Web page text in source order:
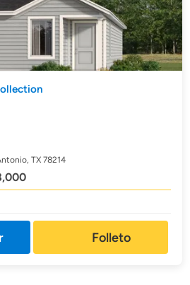
TX 78214
Folleto